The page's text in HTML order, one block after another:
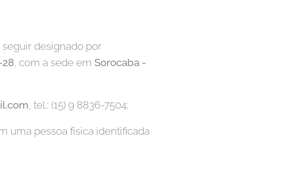
designado por
28, com a sede em Sorocaba -
, tel.: (15) 9 8836-7504;
uma pessoa física identificada